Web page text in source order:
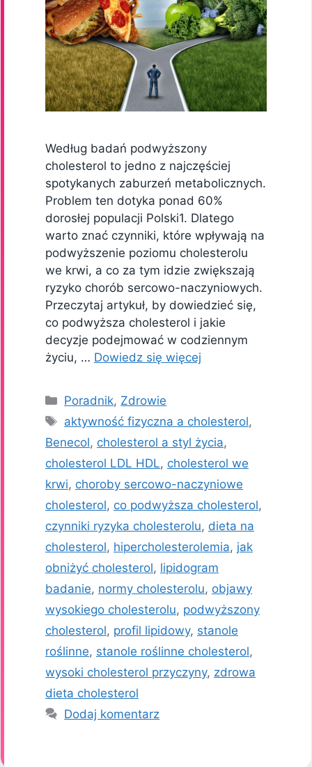
Według badań podwyższony
cholesterol to jedno z najczęściej
spotykanych zaburzeń metabolicznych.
Problem ten dotyka ponad 60%
dorosłej populacji Polski1. Dlatego
warto znać czynniki, które wpływają na
podwyższenie poziomu cholesterolu
we krwi, a co za tym idzie zwiększają
ryzyko chorób sercowo-naczyniowych.
Przeczytaj artykuł, by dowiedzieć się,
co podwyższa cholesterol i jakie
decyzje podejmować w codziennym
życiu, … Dowiedz się więcej
Kategorie
Poradnik, Zdrowie
Tagi
aktywność fizyczna a cholesterol,
Benecol, cholesterol a styl życia,
cholesterol LDL HDL, cholesterol we
krwi, choroby sercowo-naczyniowe
cholesterol, co podwyższa cholesterol,
czynniki ryzyka cholesterolu, dieta na
cholesterol, hipercholesterolemia, jak
obniżyć cholesterol, lipidogram
badanie, normy cholesterolu, objawy
wysokiego cholesterolu, podwyższony
cholesterol, profil lipidowy, stanole
roślinne, stanole roślinne cholesterol,
wysoki cholesterol przyczyny, zdrowa
dieta cholesterol
Dodaj komentarz